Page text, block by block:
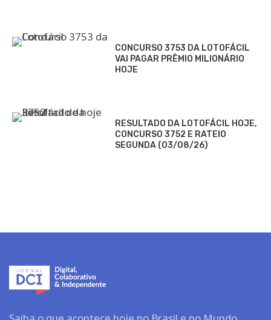
CONCURSO 3753 DA LOTOFÁCIL
VAI PAGAR PRÊMIO MILIONÁRIO
HOJE
RESULTADO DA LOTOFÁCIL HOJE,
CONCURSO 3752 E RATEIO
SEGUNDA (03/08/26)